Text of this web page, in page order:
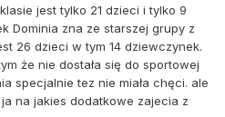
jest tylko 21 dzieci i tylko 9
Dominia zna ze starszej grupy z
26 dzieci w tym 14 dziewczynek.
że nie dostała się do sportowej
specjalnie tez nie miała chęci. ale
na jakies dodatkowe zajecia z